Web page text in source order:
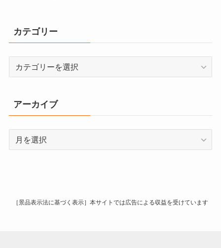
カテゴリー
リ
ー
アーカイブ
［景品表示法に基づく表示］本サイトでは広告による収益を受けています